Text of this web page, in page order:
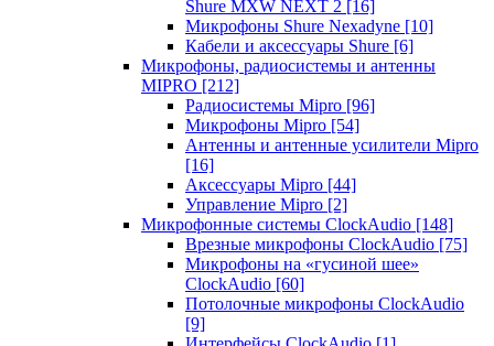
Shure MXW NEXT 2 [16]
Микрофоны Shure Nexadyne [10]
Кабели и аксессуары Shure [6]
Микрофоны, радиосистемы и антенны
MIPRO [212]
Радиосистемы Mipro [96]
Микрофоны Mipro [54]
Антенны и антенные усилители Mipro
[16]
Аксессуары Mipro [44]
Управление Mipro [2]
Микрофонные системы ClockAudio [148]
Врезные микрофоны ClockAudio [75]
Микрофоны на «гусиной шее»
ClockAudio [60]
Потолочные микрофоны ClockAudio
[9]